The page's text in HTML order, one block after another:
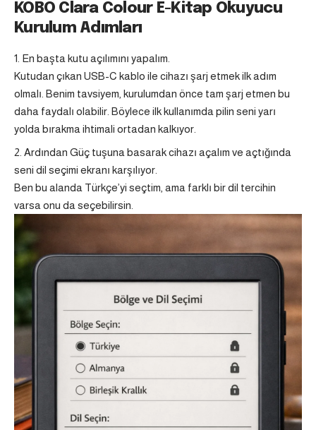
KOBO Clara Colour E-Kitap Okuyucu
Kurulum Adımları
En başta kutu açılımını yapalım.
Kutudan çıkan USB-C kablo ile cihazı şarj etmek ilk adım
olmalı. Benim tavsiyem, kurulumdan önce tam şarj etmen bu
daha faydalı olabilir. Böylece ilk kullanımda pilin seni yarı
yolda bırakma ihtimali ortadan kalkıyor.
Ardından Güç tuşuna basarak cihazı açalım ve açtığında
seni dil seçimi ekranı karşılıyor.
Ben bu alanda Türkçe’yi seçtim, ama farklı bir dil tercihin
varsa onu da seçebilirsin.